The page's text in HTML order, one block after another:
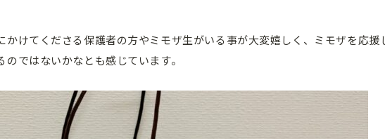
かけてくださる保護者の方やミモザ生がいる事が大変嬉しく、ミモザを応
ではないかなとも感じています。